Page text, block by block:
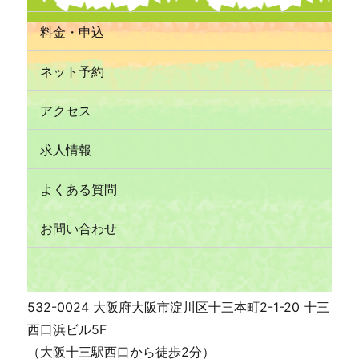
料金・申込
ネット予約
アクセス
求人情報
よくある質問
お問い合わせ
532-0024 大阪府大阪市淀川区十三本町2-1-20 十三
西口浜ビル5F
（大阪十三駅西口から徒歩2分）